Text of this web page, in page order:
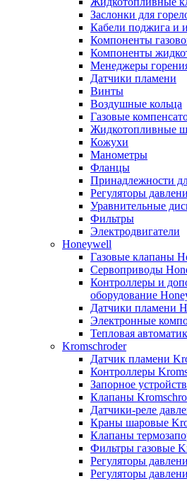
Заслонки для
Кабели поджига и
Компоненты
Компоненты
Менеджеры
Датчики пламени
Винты
Воздушные кольца
Газовые
Жидкотопливные
Кожухи
Манометры
Фланцы
Принадлежности
Регуляторы
Уравнительные
Фильтры
Электродвигатели
Honeywell
Газовые клапаны
Сервоприводы
Контроллеры и
оборудование
Датчики пламени
Электронные
Тепловая
Kromschroder
Датчик пламени
Контроллеры
Запорное
Клапаны
Датчики-реле
Краны шаровые
Клапаны
Фильтры газовые
Регуляторы
Регуляторы